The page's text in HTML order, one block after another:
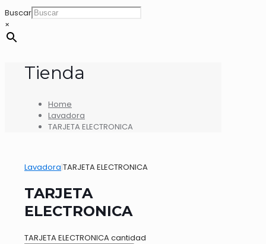
Buscar
×
Tienda
Home
Lavadora
TARJETA ELECTRONICA
Lavadora|TARJETA ELECTRONICA
TARJETA
ELECTRONICA
TARJETA ELECTRONICA cantidad